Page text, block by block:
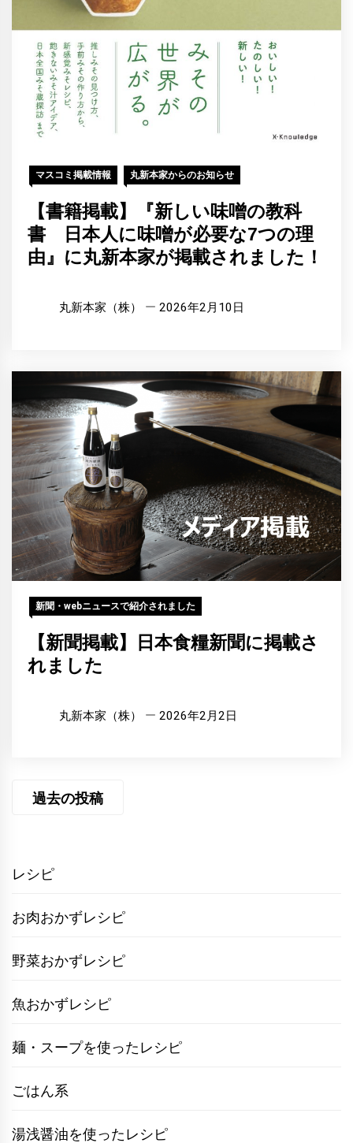
マスコミ掲載情報 丸新本家からのお知らせ
【書籍掲載】『新しい味噌の教科
書 日本人に味噌が必要な7つの理
由』に丸新本家が掲載されました！
丸新本家（株） 2026年2月10日
新聞・webニュースで紹介されました
【新聞掲載】日本食糧新聞に掲載さ
れました
丸新本家（株） 2026年2月2日
ビ
ー
シ
ン
過去の投稿
レシピ
お肉おかずレシピ
野菜おかずレシピ
魚おかずレシピ
麺・スープを使ったレシピ
ごはん系
湯浅醤油を使ったレシピ